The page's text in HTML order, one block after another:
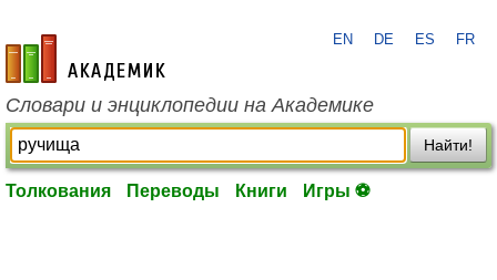
academic.ru
EN DE ES FR
Словари и энциклопедии на Академике
Найти!
Толкования Переводы Книги Игры ⚽